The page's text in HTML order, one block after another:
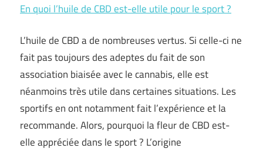
En quoi l’huile de CBD est-elle utile pour le sport ?
L’huile de CBD a de nombreuses vertus. Si celle-ci ne
fait pas toujours des adeptes du fait de son
association biaisée avec le cannabis, elle est
néanmoins très utile dans certaines situations. Les
sportifs en ont notamment fait l’expérience et la
recommande. Alors, pourquoi la fleur de CBD est-
elle appréciée dans le sport ? L’origine